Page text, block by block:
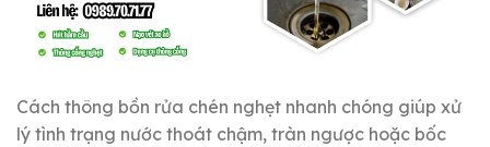
Cách thông bồn rửa chén nghẹt nhanh chóng giúp xử
lý tình trạng nước thoát chậm, tràn ngược hoặc bốc